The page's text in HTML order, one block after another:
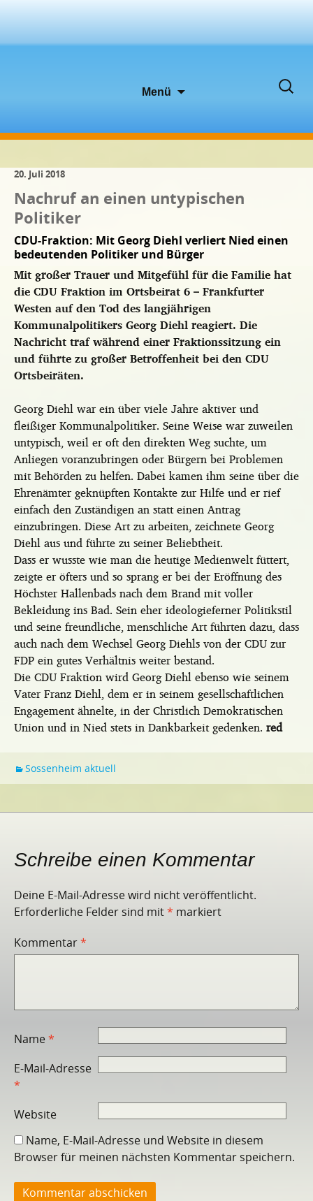
Menü
Suchen
20. Juli 2018
Nachruf an einen untypischen
Politiker
CDU-Fraktion: Mit Georg Diehl verliert Nied einen
bedeutenden Politiker und Bürger
Mit großer Trauer und Mitgefühl für die Familie hat
die CDU Fraktion im Ortsbeirat 6 – Frankfurter
Westen auf den Tod des langjährigen
Kommunalpolitikers Georg Diehl reagiert. Die
Nachricht traf während einer Fraktionssitzung ein
und führte zu großer Betroffenheit bei den CDU
Ortsbeiräten.
Georg Diehl war ein über viele Jahre aktiver und
fleißiger Kommunalpolitiker. Seine Weise war zuweilen
untypisch, weil er oft den direkten Weg suchte, um
Anliegen voranzubringen oder Bürgern bei Problemen
mit Behörden zu helfen. Dabei kamen ihm seine über die
Ehrenämter geknüpften Kontakte zur Hilfe und er rief
einfach den Zuständigen an statt einen Antrag
einzubringen. Diese Art zu arbeiten, zeichnete Georg
Diehl aus und führte zu seiner Beliebtheit.
Dass er wusste wie man die heutige Medienwelt füttert,
zeigte er öfters und so sprang er bei der Eröffnung des
Höchster Hallenbads nach dem Brand mit voller
Bekleidung ins Bad. Sein eher ideologieferner Politikstil
und seine freundliche, menschliche Art führten dazu, dass
auch nach dem Wechsel Georg Diehls von der CDU zur
FDP ein gutes Verhältnis weiter bestand.
Die CDU Fraktion wird Georg Diehl ebenso wie seinem
Vater Franz Diehl, dem er in seinem gesellschaftlichen
Engagement ähnelte, in der Christlich Demokratischen
Union und in Nied stets in Dankbarkeit gedenken. red
Sossenheim aktuell
Schreibe einen Kommentar
Deine E-Mail-Adresse wird nicht veröffentlicht.
Erforderliche Felder sind mit* markiert
Kommentar*
Name*
E-Mail-Adresse
*
Website
Name, E-Mail-Adresse und Website in diesem
Browser für meinen nächsten Kommentar speichern.